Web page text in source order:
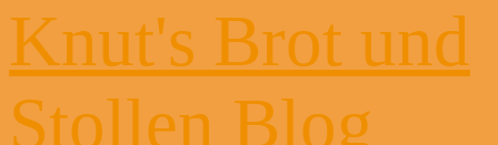
Knut's Brot und
Stollen Blog